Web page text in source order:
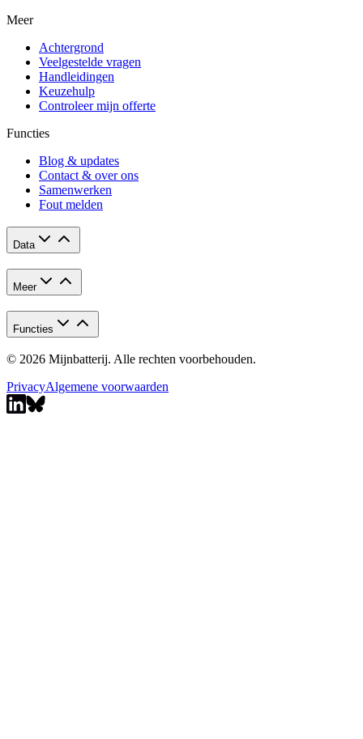
Meer
Achtergrond
Veelgestelde vragen
Handleidingen
Keuzehulp
Controleer mijn offerte
Functies
Blog & updates
Contact & over ons
Samenwerken
Fout melden
Data
Meer
Functies
© 2026 Mijnbatterij. Alle rechten voorbehouden.
PrivacyAlgemene voorwaarden